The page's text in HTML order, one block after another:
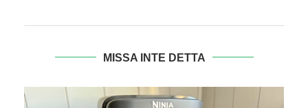
MISSA INTE DETTA